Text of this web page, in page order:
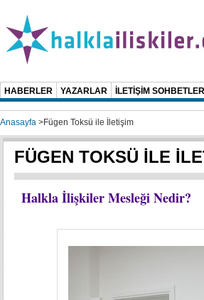
HABERLER YAZARLAR İLETİŞİM SOHBETLERİ
Anasayfa >Fügen Toksü ile İletişim
FÜGEN TOKSÜ İLE
Halkla İlişkiler Mesleği Nedir?